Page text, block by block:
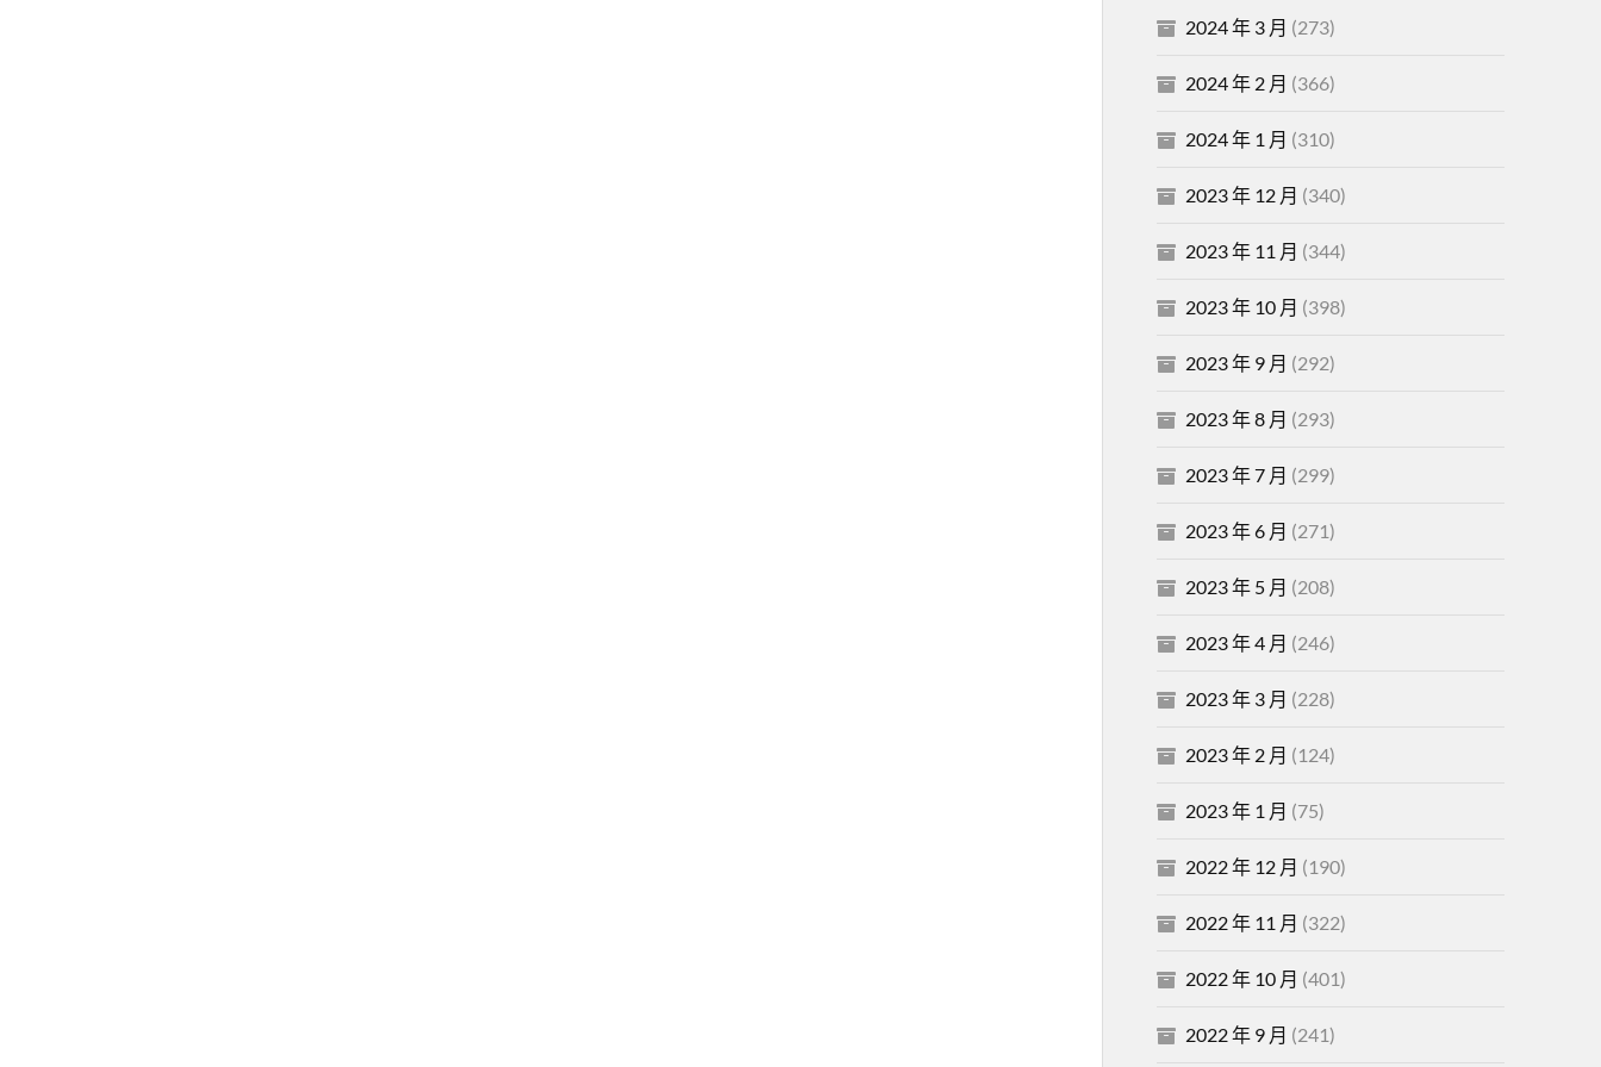
2024 年 3 月 (273)
2024 年 2 月 (366)
2024 年 1 月 (310)
2023 年 12 月 (340)
2023 年 11 月 (344)
2023 年 10 月 (398)
2023 年 9 月 (292)
2023 年 8 月 (293)
2023 年 7 月 (299)
2023 年 6 月 (271)
2023 年 5 月 (208)
2023 年 4 月 (246)
2023 年 3 月 (228)
2023 年 2 月 (124)
2023 年 1 月 (75)
2022 年 12 月 (190)
2022 年 11 月 (322)
2022 年 10 月 (401)
2022 年 9 月 (241)